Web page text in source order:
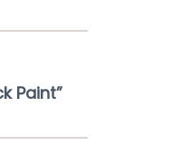
Paint”